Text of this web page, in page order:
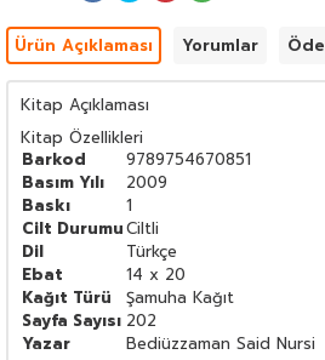
Ürün Açıklaması Yorumlar
Kitap Açıklaması
Kitap Özellikleri
Barkod
9789754670851
Basım Yılı
2009
Baskı
1
Cilt DurumuCiltli
Dil
Türkçe
Ebat
14 x 20
Kağıt Türü
Şamuha Kağıt
Sayfa Sayısı 202
Yazar
Bediüzzaman Said Nursi